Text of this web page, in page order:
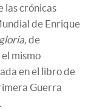
las crónicas
de Enrique
de
mismo
en el libro de
Guerra